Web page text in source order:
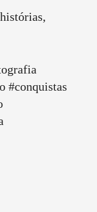
#conquistas